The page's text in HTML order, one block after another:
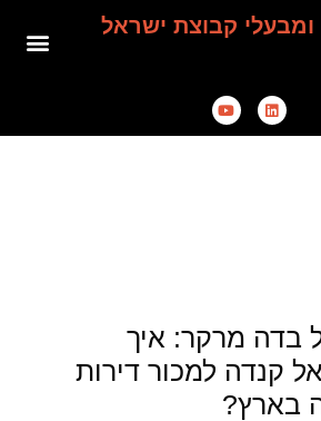
ומבעלי קבוצת ישראל
בדה מרקר: איך
קנדה למכור דירות
בארץ?